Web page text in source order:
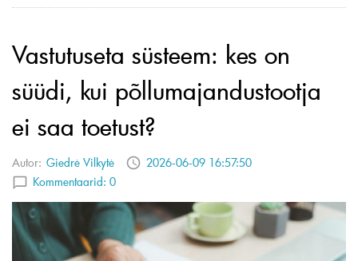
Vastutuseta süsteem: kes on
süüdi, kui põllumajandustootja
ei saa toetust?
Autor: Giedrė Vilkytė
2026-06-09 16:57:50
Kommentaarid: 0